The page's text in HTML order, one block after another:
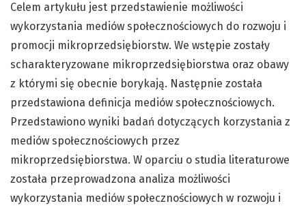
Celem artykułu jest przedstawienie możliwości
wykorzystania mediów społecznościowych do rozwoju i
promocji mikroprzedsiębiorstw. We wstępie zostały
scharakteryzowane mikroprzedsiębiorstwa oraz obawy
z którymi się obecnie borykają. Następnie została
przedstawiona definicja mediów społecznościowych.
Przedstawiono wyniki badań dotyczących korzystania z
mediów społecznościowych przez
mikroprzedsiębiorstwa. W oparciu o studia literaturowe
została przeprowadzona analiza możliwości
wykorzystania mediów społecznościowych w rozwoju i